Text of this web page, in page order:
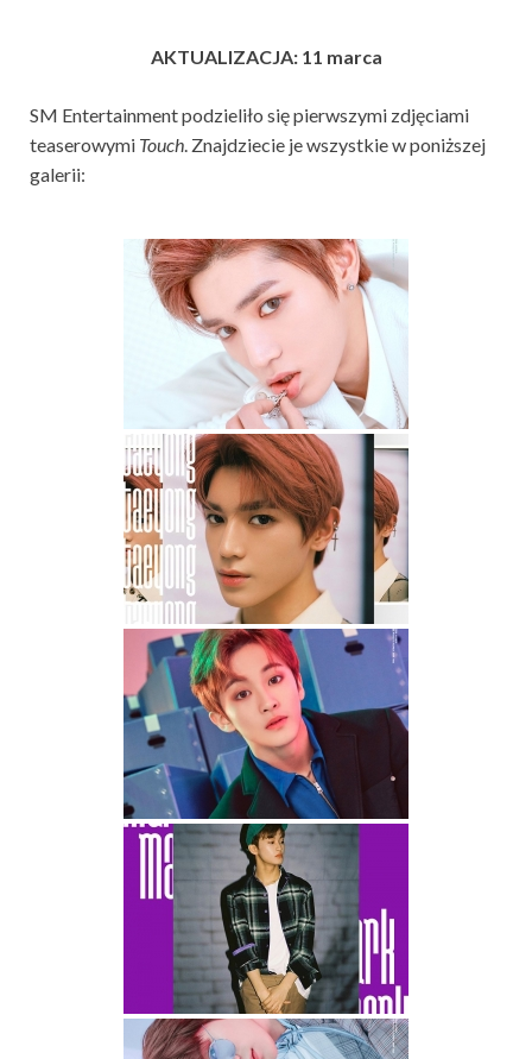
AKTUALIZACJA: 11 marca
SM Entertainment podzieliło się pierwszymi zdjęciami
teaserowymi Touch. Znajdziecie je wszystkie w poniższej
galerii: